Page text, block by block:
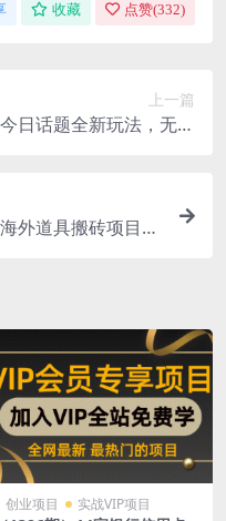
收藏 点赞(332)
上一篇
日话题全新玩法，无需
外道具搬砖项目，
创业项目 实战VIP项目